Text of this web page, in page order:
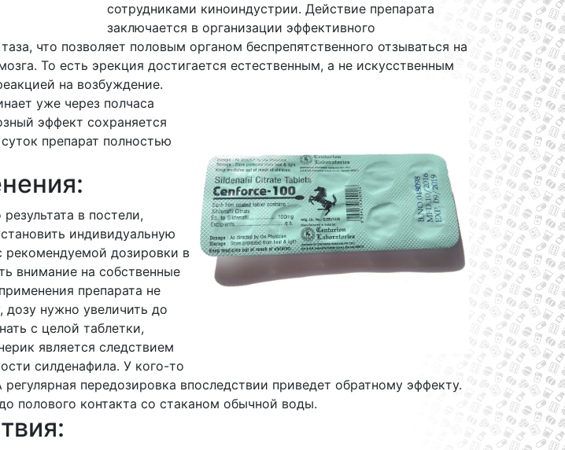
сотрудниками киноиндустрии. Действие препарата
заключается в организации эффективного
что позволяет половым органом беспрепятственного отзываться на
То есть эрекция достигается естественным, а не искусственным
на возбуждение.
уже через полчаса
эффект сохраняется
препарат полностью
в постели,
индивидуальную
рекомендуемой дозировки в
внимание на собственные
препарата не
дозу нужно увеличить до
с целой таблетки,
является следствием
силденафила. У кого-то
передозировка впоследствии приведет обратному эффекту.
полового контакта со стаканом обычной воды.